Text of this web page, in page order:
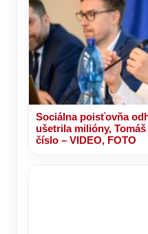
Sociálna poisťovňa
ušetrila milióny,
číslo – VIDEO, FOTO